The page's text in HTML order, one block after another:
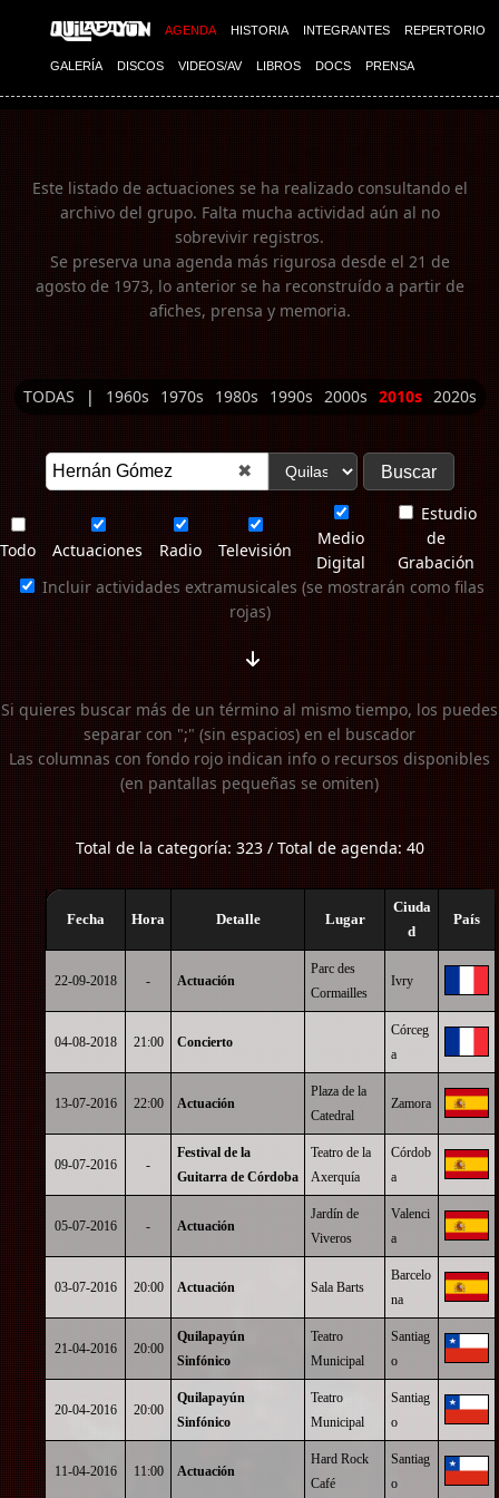
AGENDA HISTORIA INTEGRANTES REPERTORIO
GALERÍA DISCOS VIDEOS/AV LIBROS DOCS PRENSA
Imagen 01
Este listado de actuaciones se ha realizado consultando el
archivo del grupo. Falta mucha actividad aún al no
sobrevivir registros.
Se preserva una agenda más rigurosa desde el 21 de
agosto de 1973, lo anterior se ha reconstruído a partir de
afiches, prensa y memoria.
TODAS | 1960s 1970s 1980s 1990s 2000s 2010s 2020s
✖
Todo Actuaciones Radio Televisión
Medio
Digital
Estudio
de
Grabación
Incluir actividades extramusicales (se mostrarán como filas
rojas)
Si quieres buscar más de un término al mismo tiempo, los puedes
separar con ";" (sin espacios) en el buscador
Las columnas con fondo rojo indican info o recursos disponibles
(en pantallas pequeñas se omiten)
Total de la categoría: 323 / Total de agenda: 40
Fecha Hora Detalle Lugar
Ciuda
d
País
22-09-2018 - Actuación
Parc des
Cormailles
Ivry
04-08-2018 21:00 Concierto
Córceg
a
13-07-2016 22:00 Actuación
Plaza de la
Catedral
Zamora
09-07-2016 -
Festival de la
Guitarra de Córdoba
Teatro de la
Axerquía
Córdob
a
05-07-2016 - Actuación
Jardín de
Viveros
Valenci
a
03-07-2016 20:00 Actuación Sala Barts
Barcelo
na
21-04-2016 20:00
Quilapayún
Sinfónico
Teatro
Municipal
Santiag
o
20-04-2016 20:00
Quilapayún
Sinfónico
Teatro
Municipal
Santiag
o
11-04-2016 11:00 Actuación
Hard Rock
Café
Santiag
o